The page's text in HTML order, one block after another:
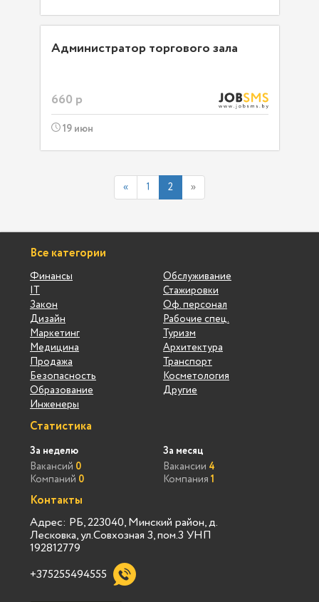
Администратор торгового зала
660 р
19 июн
« 1 2 »
Все категории
Финансы
IT
Закон
Дизайн
Маркетинг
Медицина
Продажа
Безопасность
Образование
Инженеры
Обслуживание
Стажировки
Оф. персонал
Рабочие спец.
Туризм
Архитектура
Транспорт
Косметология
Другие
Статистика
За неделю
Вакансий 0
Компаний 0
За месяц
Вакансии 4
Компания 1
Контакты
Адрес: РБ, 223040, Минский район, д.
Лесковка, ул.Совхозная 3, пом.3 УНП
192812779
+375255494555